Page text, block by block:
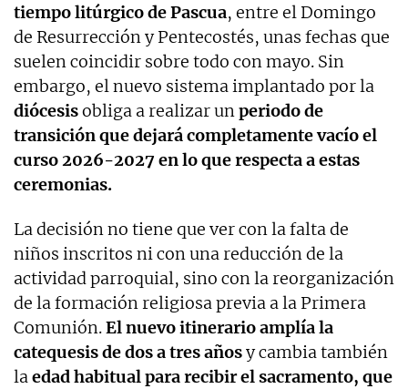
tiempo litúrgico de Pascua, entre el Domingo
de Resurrección y Pentecostés, unas fechas que
suelen coincidir sobre todo con mayo. Sin
embargo, el nuevo sistema implantado por la
diócesisobliga a realizar unperiodo de
transición que dejará completamente vacío el
curso 2026-2027 en lo que respecta a estas
ceremonias.
La decisión no tiene que ver con la falta de
niños inscritos ni con una reducción de la
actividad parroquial, sino con la reorganización
de la formación religiosa previa a la Primera
Comunión.El nuevo itinerario amplía la
catequesis de dos a tres añosy cambia también
laedad habitual para recibir el sacramento, que